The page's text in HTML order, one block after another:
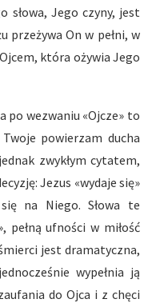
słowa, Jego czyny, jest
przeżywa On w pełni, w
która ożywia Jego
po wezwaniu «Ojcze» to
powierzam ducha
zwykłym cytatem,
Jezus «wydaje się»
na Niego. Słowa te
pełną ufności w miłość
jest dramatyczna,
wypełnia ją
do Ojca i z chęci